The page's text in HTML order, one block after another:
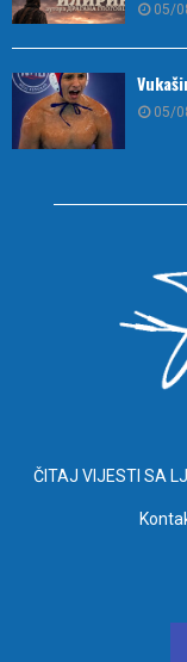
05/
05/
ČITAJ VIJESTI SA